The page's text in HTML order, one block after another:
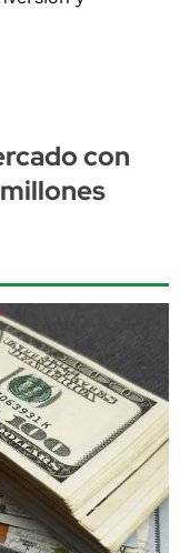
con